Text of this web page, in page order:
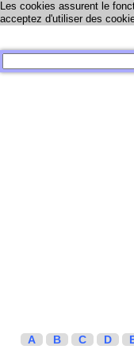
Les cookies assurent le
acceptez d'utiliser des
A B C D